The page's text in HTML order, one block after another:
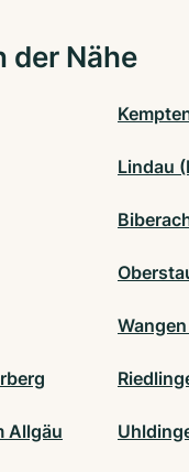
der Nähe
Lindau
Allgäu